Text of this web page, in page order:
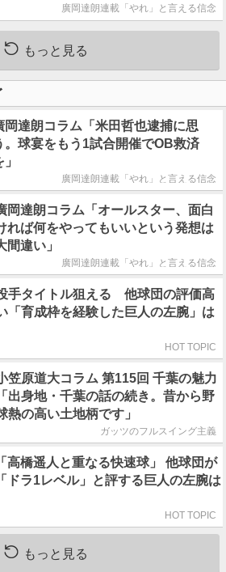
廣岡達朗連載「やれ」と言える信念
もっと見る
岡達朗コラム「米田哲也逮捕に思
。球宴をもう1試合開催でOB救済
廣岡達朗連載「やれ」と言える信念
岡達朗コラム「オールスター、面白
れば何をやってもいいという発想は
間違い」
廣岡達朗連載「やれ」と言える信念
手タイトル狙える 他球団の評価高
「育成枠を経験した巨人の左腕」は
HOT TOPIC
笠原道大コラム 第115回 千葉の魅力
「出身地・千葉の話の続き。昔から野
熱の高い土地柄です」
ガッツのフルスイング主義
「高橋遥人と重なる快速球」 他球団が
「ドラ1レベル」と評する巨人の左腕は
HOT TOPIC
もっと見る